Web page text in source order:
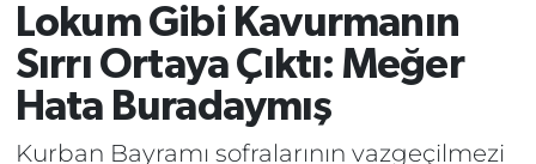
Lokum Gibi Kavurmanın
Sırrı Ortaya Çıktı: Meğer
Hata Buradaymış
Kurban Bayramı sofralarının vazgeçilmezi